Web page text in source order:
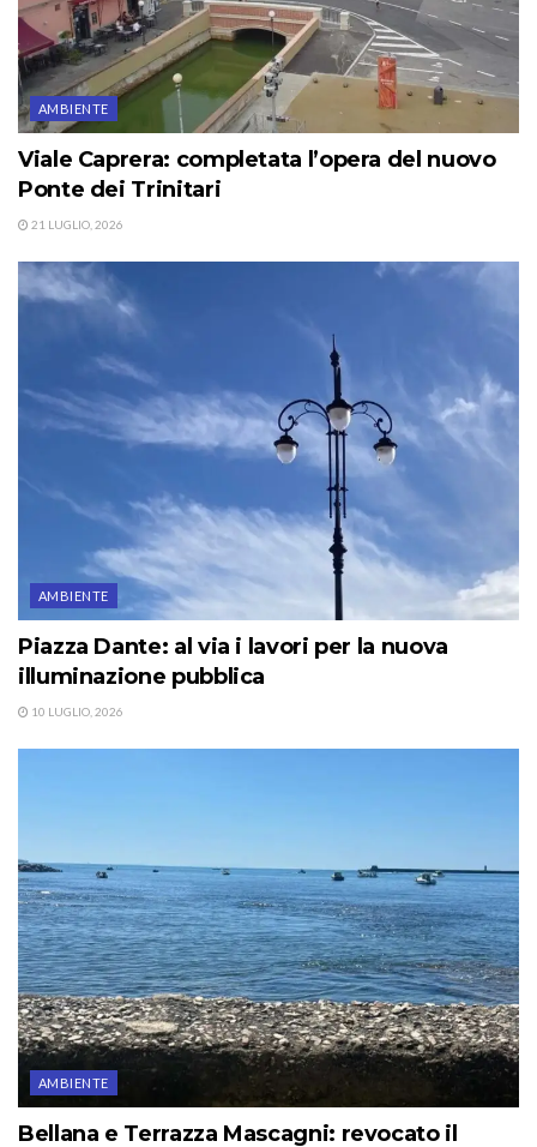
AMBIENTE
Viale Caprera: completata l’opera del nuovo
Ponte dei Trinitari
21 LUGLIO, 2026
AMBIENTE
Piazza Dante: al via i lavori per la nuova
illuminazione pubblica
10 LUGLIO, 2026
AMBIENTE
Bellana e Terrazza Mascagni: revocato il